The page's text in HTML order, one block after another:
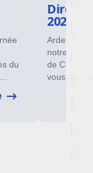
du
2025
Arden
notre client
de
vous